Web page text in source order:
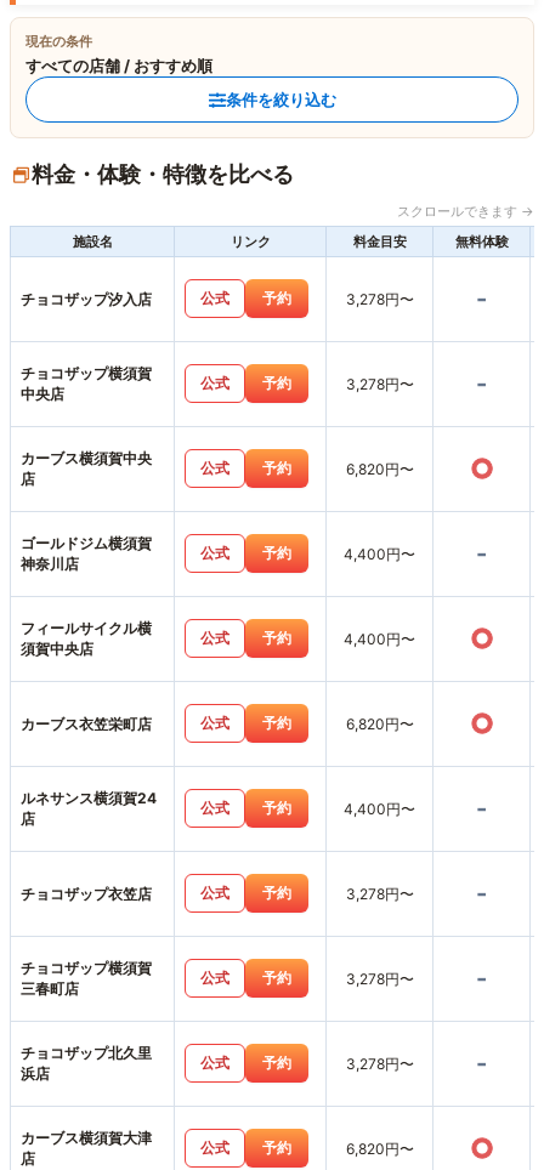
現在の条件
すべての店舗 / おすすめ順
条件を絞り込む
料金・体験・特徴を比べる
スクロールできます →
施設名
リンク 料金目安 無料体験
チョコザップ汐入店 公式 予約 3,278円〜 -
チョコザップ横須賀
中央店
公式 予約 3,278円〜 -
カーブス横須賀中央
店
公式 予約 6,820円〜 ○
ゴールドジム横須賀
神奈川店
公式 予約 4,400円〜 -
フィールサイクル横
須賀中央店
公式 予約 4,400円〜 ○
カーブス衣笠栄町店 公式 予約 6,820円〜 ○
ルネサンス横須賀24
店
公式 予約 4,400円〜 -
チョコザップ衣笠店 公式 予約 3,278円〜 -
チョコザップ横須賀
三春町店
公式 予約 3,278円〜 -
チョコザップ北久里
浜店
公式 予約 3,278円〜 -
カーブス横須賀大津
店
公式 予約 6,820円〜 ○